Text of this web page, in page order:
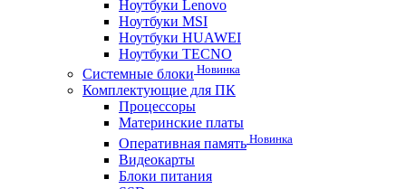
Ноутбуки Lenovo
Ноутбуки MSI
Ноутбуки HUAWEI
Ноутбуки TECNO
Системные блоки Новинка
Комплектующие для ПК
Процессоры
Материнские платы
Оперативная память Новинка
Видеокарты
Блоки питания